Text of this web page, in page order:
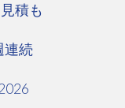
積も
連続